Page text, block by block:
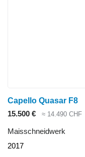
Capello Quasar F8
15.500 €
≈ 14.490 CHF
Maisschneidwerk
2017